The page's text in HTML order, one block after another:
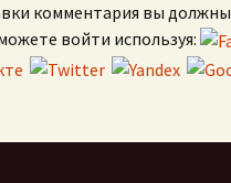
комментария вы должны
войти используя: